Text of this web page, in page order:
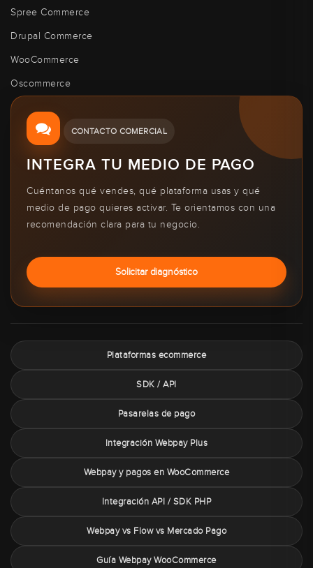
Spree Commerce
Drupal Commerce
WooCommerce
Oscommerce
CONTACTO COMERCIAL
INTEGRA TU MEDIO DE PAGO
Cuéntanos qué vendes, qué plataforma usas y qué
medio de pago quieres activar. Te orientamos con una
recomendación clara para tu negocio.
Solicitar diagnóstico
Plataformas ecommerce
SDK / API
Pasarelas de pago
Integración Webpay Plus
Webpay y pagos en WooCommerce
Integración API / SDK PHP
Webpay vs Flow vs Mercado Pago
Guía Webpay WooCommerce